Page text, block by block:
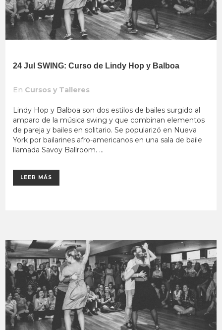
24 Jul SWING: Curso de Lindy Hop y Balboa
En Cursos y Talleres
Lindy Hop y Balboa son dos estilos de bailes surgido al
amparo de la música swing y que combinan elementos
de pareja y bailes en solitario. Se popularizó en Nueva
York por bailarines afro-americanos en una sala de baile
llamada Savoy Ballroom. ...
LEER MÁS